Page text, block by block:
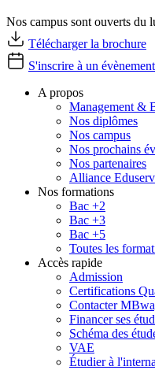
Nos campus sont ouverts du
Télécharger la brochure
S'inscrire à un évènement
A propos
Management &
Nos diplômes
Nos campus
Nos prochains
Nos partenaires
Alliance
Nos formations
Bac +2
Bac +3
Bac +5
Toutes les
Accès rapide
Admission
Certifications
Contacter
Financer ses
Schéma des
VAE
Étudier à